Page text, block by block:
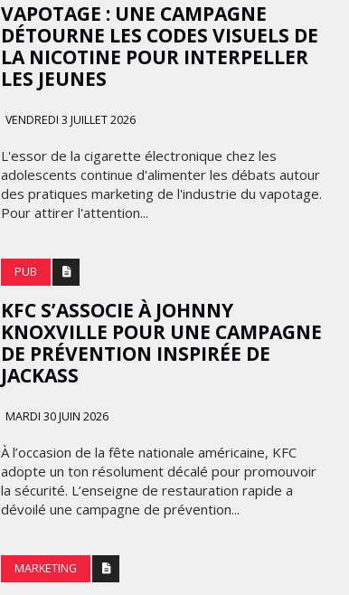
VAPOTAGE : UNE CAMPAGNE
DÉTOURNE LES CODES VISUELS DE
LA NICOTINE POUR INTERPELLER
LES JEUNES
VENDREDI 3 JUILLET 2026
L'essor de la cigarette électronique chez les
adolescents continue d'alimenter les débats autour
des pratiques marketing de l'industrie du vapotage.
Pour attirer l'attention...
PUB
KFC S’ASSOCIE À JOHNNY
KNOXVILLE POUR UNE CAMPAGNE
DE PRÉVENTION INSPIRÉE DE
JACKASS
MARDI 30 JUIN 2026
À l’occasion de la fête nationale américaine, KFC
adopte un ton résolument décalé pour promouvoir
la sécurité. L’enseigne de restauration rapide a
dévoilé une campagne de prévention...
MARKETING